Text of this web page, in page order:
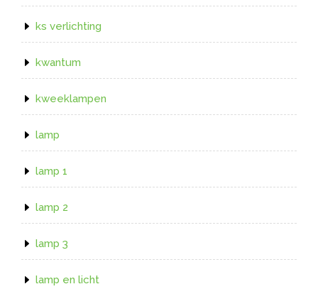
ks verlichting
kwantum
kweeklampen
lamp
lamp 1
lamp 2
lamp 3
lamp en licht